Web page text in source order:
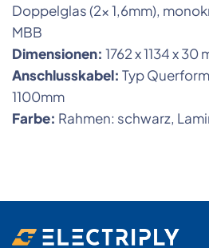
Doppelglas (2x 1,6mm),
MBB
Dimensionen: 1762 x 1134 x 30
Anschlusskabel: Typ
1100mm
Farbe: Rahmen: schwarz,